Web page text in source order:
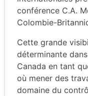
conférence C.A.
Colombie-
Cette grande
déterminante
Canada en tant
où mener des
domaine du